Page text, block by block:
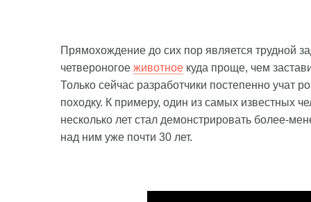
Прямохождение до сих пор является трудной
четвероногое животное куда проще, чем
Только сейчас разработчики постепенно учат
походку. К примеру, один из самых известных
несколько лет стал демонстрировать более-
над ним уже почти 30 лет.